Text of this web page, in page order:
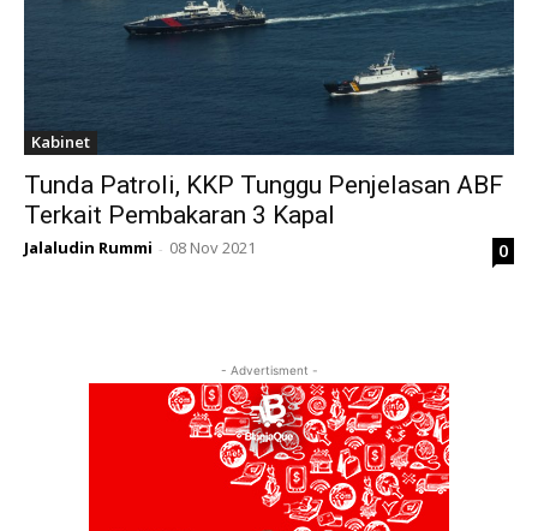
Kabinet
Tunda Patroli, KKP Tunggu Penjelasan ABF
Terkait Pembakaran 3 Kapal
Jalaludin Rummi - 08 Nov 2021 0
- Advertisment -